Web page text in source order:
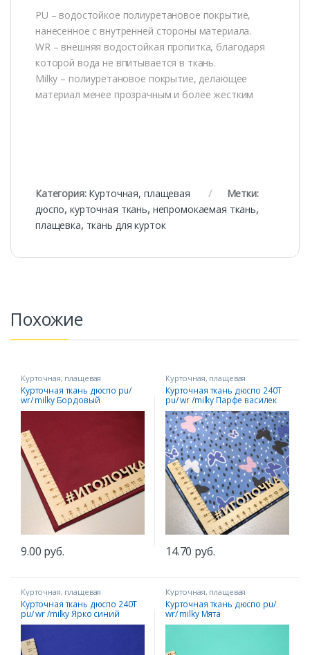
PU – водостойкое полиуретановое покрытие,
нанесенное с внутренней стороны материала.
WR – внешняя водостойкая пропитка, благодаря
которой вода не впитывается в ткань.
Milky – полиуретановое покрытие, делающее
материал менее прозрачным и более жестким
Категория: Курточная, плащевая
Метки:
дюспо,курточная ткань, непромокаемая ткань,
плащевка, ткань для курток
Похожие
Курточная, плащевая
Курточная ткань дюспо pu/
wr/ milky Бордовый
9.00 руб.
Курточная, плащевая
Курточная ткань дюспо 240T
pu/ wr /milky Парфе василек
14.70 руб.
Курточная, плащевая
Курточная ткань дюспо 240T
pu/ wr /milky Ярко синий
Курточная, плащевая
Курточная ткань дюспо pu/
wr/ milky Мята